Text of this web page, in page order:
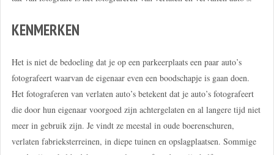
KENMERKEN
Het is niet de bedoeling dat je op een parkeerplaats een paar auto’s
fotografeert waarvan de eigenaar even een boodschapje is gaan doen.
Het fotograferen van verlaten auto’s betekent dat je auto’s fotografeert
die door hun eigenaar voorgoed zijn achtergelaten en al langere tijd niet
meer in gebruik zijn. Je vindt ze meestal in oude boerenschuren,
verlaten fabrieksterreinen, in diepe tuinen en opslagplaatsen. Sommige